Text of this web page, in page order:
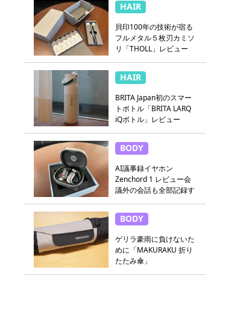
HAIR
貝印100年の技術が宿る
フルメタル５枚刃カミソ
リ「THOLL」レビュー
HAIR
BRITA Japan初のスマー
トボトル「BRITA LARQ
iQボトル」レビュー
BODY
AI議事録イヤホン
Zenchord 1 レビュー会
議外の会話も全部記録す
BODY
ゲリラ豪雨に負けないた
めに「MAKURAKU 折り
たたみ傘」